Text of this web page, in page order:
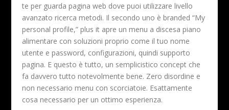
te per guarda pagina web dove puoi utilizzare livello
avanzato ricerca metodi. Il secondo uno è branded “My
personal profile,” plus it apre un menu a discesa piano
alimentare con soluzioni proprio come il tuo nome
utente e password, ​​configurazioni, quindi supporto
pagina. E questo è tutto, un semplicistico concept che
fa davvero tutto notevolmente bene. Zero disordine e
non necessario menu con scorciatoie. Esattamente
cosa necessario per un ottimo esperienza.